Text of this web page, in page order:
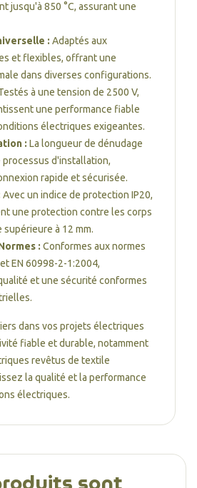
jusqu'à 850 °C, assurant une
: Adaptés aux
et flexibles, offrant une
dans diverses configurations.
à une tension de 2500 V,
une performance fiable
électriques exigeantes.
: La longueur de dénudage
processus d'installation,
rapide et sécurisée.
Avec un indice de protection IP20,
une protection contre les corps
à 12 mm.
: Conformes aux normes
EN 60998-2-1:2004,
et une sécurité conformes
dans vos projets électriques
fiable et durable, notamment
revêtus de textile
la qualité et la performance
électriques.